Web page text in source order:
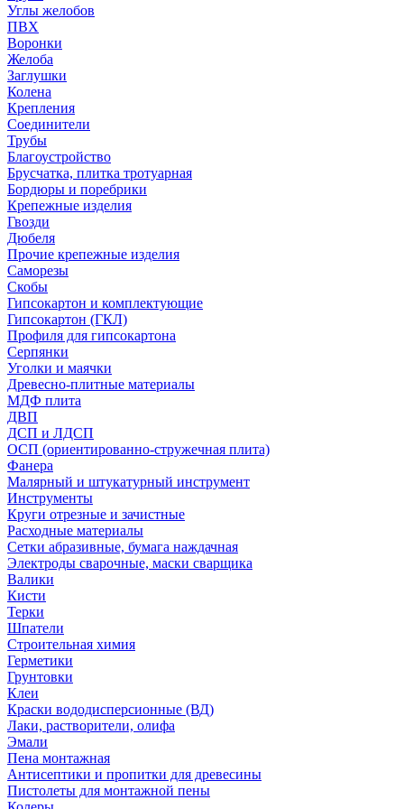
Углы желобов
ПВХ
Воронки
Желоба
Заглушки
Колена
Крепления
Соединители
Трубы
Благоустройство
Брусчатка, плитка тротуарная
Бордюры и поребрики
Крепежные изделия
Гвозди
Дюбеля
Прочие крепежные изделия
Саморезы
Скобы
Гипсокартон и комплектующие
Гипсокартон (ГКЛ)
Профиля для гипсокартона
Серпянки
Уголки и маячки
Древесно-плитные материалы
МДФ плита
ДВП
ДСП и ЛДСП
ОСП (ориентированно-стружечная плита)
Фанера
Малярный и штукатурный инструмент
Инструменты
Круги отрезные и зачистные
Расходные материалы
Сетки абразивные, бумага наждачная
Электроды сварочные, маски сварщика
Валики
Кисти
Терки
Шпатели
Строительная химия
Герметики
Грунтовки
Клеи
Краски вододисперсионные (ВД)
Лаки, растворители, олифа
Эмали
Пена монтажная
Антисептики и пропитки для древесины
Пистолеты для монтажной пены